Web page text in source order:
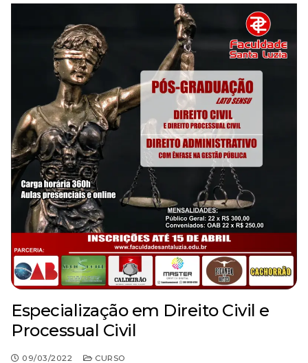
Especialização em Direito Civil e
Processual Civil
09/03/2022 CURSO